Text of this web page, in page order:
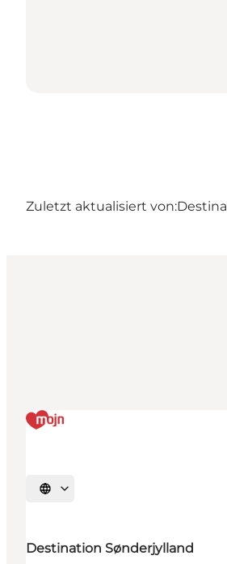
Zuletzt aktualisiert von:
Sprache auswählen
Destination Sønderjylland